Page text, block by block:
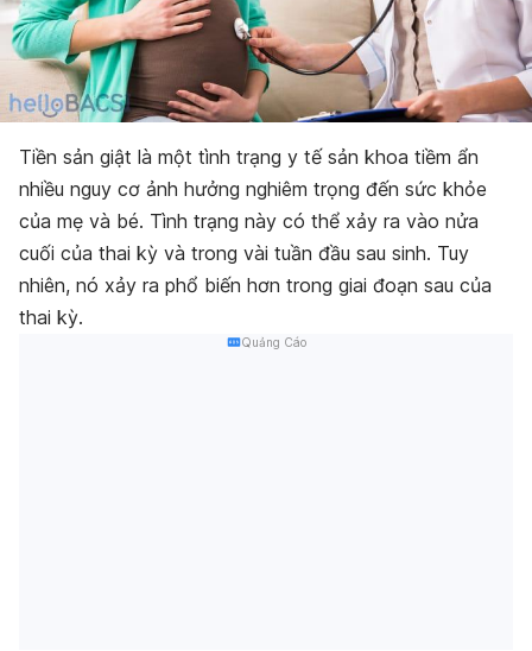
Tiền sản giật là một tình trạng y tế sản khoa tiềm ẩn
nhiều nguy cơ ảnh hưởng nghiêm trọng đến sức khỏe
của mẹ và bé. Tình trạng này có thể xảy ra vào nửa
cuối của thai kỳ và trong vài tuần đầu sau sinh. Tuy
nhiên, nó xảy ra phổ biến hơn trong giai đoạn sau của
thai kỳ.
Quảng Cáo